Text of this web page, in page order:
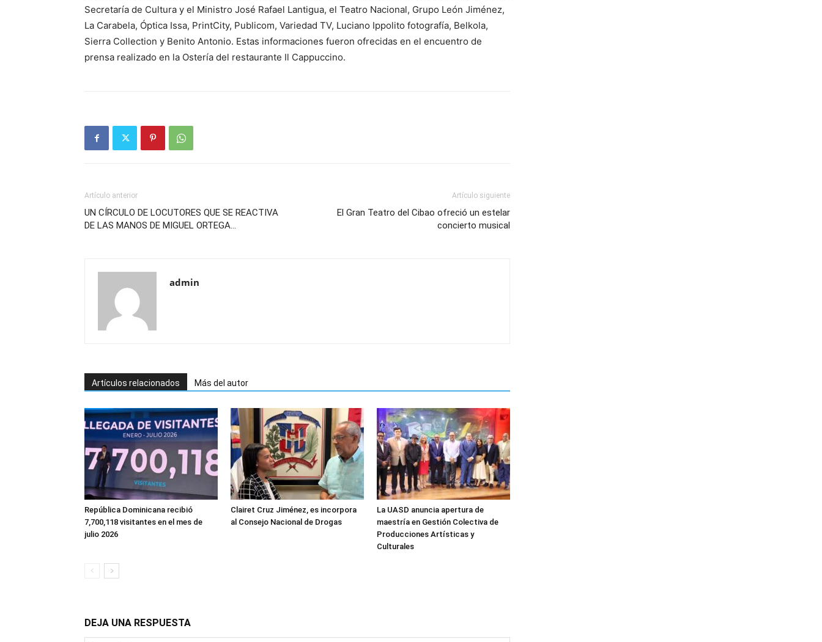
Secretaría de Cultura y el Ministro José Rafael Lantigua, el Teatro Nacional, Grupo León Jiménez,
La Carabela, Óptica Issa, PrintCity, Publicom, Variedad TV, Luciano Ippolito fotografía, Belkola,
Sierra Collection y Benito Antonio. Estas informaciones fueron ofrecidas en el encuentro de
prensa realizado en la Ostería del restaurante Il Cappuccino.
Artículo anterior
UN CÍRCULO DE LOCUTORES QUE SE REACTIVA
DE LAS MANOS DE MIGUEL ORTEGA…
Artículo siguiente
El Gran Teatro del Cibao ofreció un estelar
concierto musical
admin
Artículos relacionados Más del autor
República Dominicana recibió
7,700,118 visitantes en el mes de
julio 2026
Clairet Cruz Jiménez, es incorpora
al Consejo Nacional de Drogas
La UASD anuncia apertura de
maestría en Gestión Colectiva de
Producciones Artísticas y
Culturales
DEJA UNA RESPUESTA